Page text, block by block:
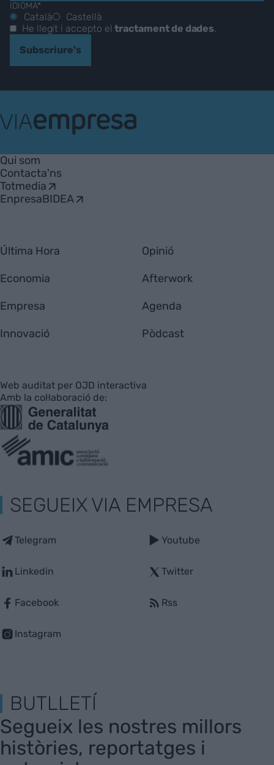
IDIOMA*
Català
Castellà
He llegit i accepto eltractament de dades.
Subscriure's
Empresa
Qui som
Contacta'ns
Totmedia
EnpresaBIDEA
Última Hora
Economia
Empresa
Innovació
Opinió
Afterwork
Agenda
Pòdcast
Web auditat per OJD interactiva
Amb la col·laboració de:
SEGUEIX VIA EMPRESA
Telegram
Linkedin
Facebook
Instagram
Youtube
Twitter
Rss
BUTLLETÍ
Segueix les nostres millors
històries, reportatges i